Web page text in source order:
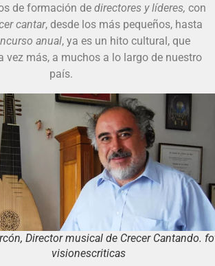
de formación de directores y líderes, con
cantar, desde los más pequeños, hasta
anual, ya es un hito cultural, que
vez más, a muchos a lo largo de nuestro
país.
Director musical de Crecer Cantando.
visionescriticas